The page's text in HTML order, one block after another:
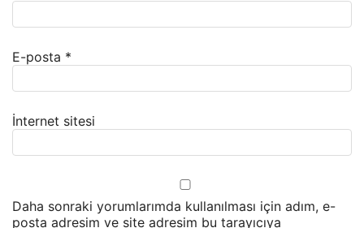
E-posta *
İnternet sitesi
Daha sonraki yorumlarımda kullanılması için adım, e-
posta adresim ve site adresim bu tarayıcıya